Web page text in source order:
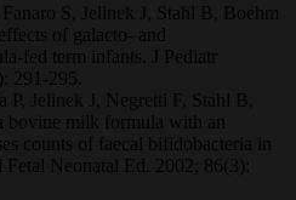
S, Jelinek J, Stahl B, Boehm
of galacto- and
fed term infants. J Pediatr
291-295.
Jelinek J, Negretti F, Stahl B,
milk formula with an
counts of faecal bifidobacteria in
Neonatal Ed. 2002; 86(3):